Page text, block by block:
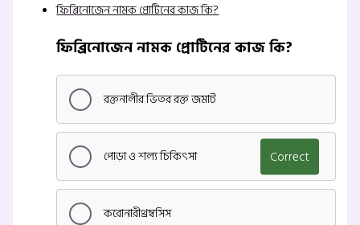
ফিব্রিনোজেন নামক প্রোটিনের কাজ কি?
ফিব্রিনোজেন নামক প্রোটিনের কাজ কি?
রক্তনালীর ভিতর রক্ত জমাট
পোড়া ও শল্য চিকিৎসা Correct
করোনারীথ্রম্বসিস